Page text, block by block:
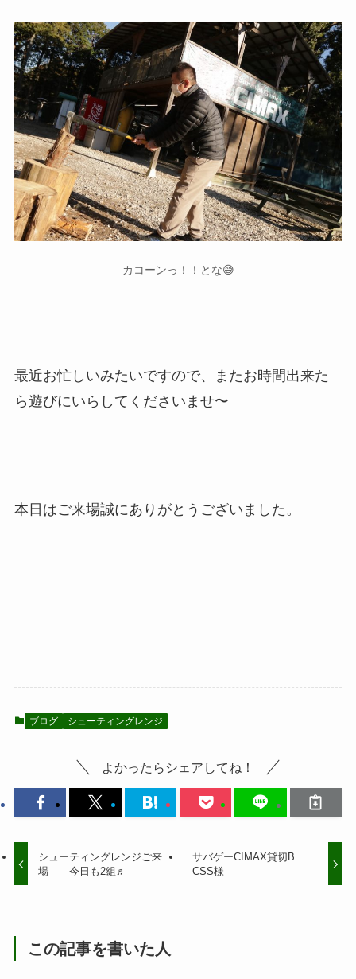
カコーンっ！！とな😅
最近お忙しいみたいですので、またお時間出来た
ら遊びにいらしてくださいませ〜
本日はご来場誠にありがとうございました。
ブログ シューティングレンジ
よかったらシェアしてね！
シューティングレンジご来
場 今日も2組♬
サバゲーCIMAX貸切B
CSS様
この記事を書いた人